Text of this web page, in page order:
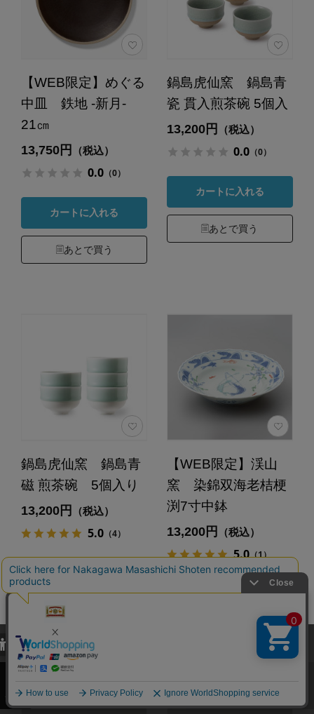
【WEB限定】めぐる
中皿 鉄地 -新月-
21㎝
13,750円 （税込）
0.0（0）
カートに入れる
あとで買う
鍋島虎仙窯 鍋島青
瓷 貫入煎茶碗 5個入
13,200円 （税込）
0.0（0）
カートに入れる
あとで買う
鍋島虎仙窯 鍋島青
磁 煎茶碗 5個入り
13,200円 （税込）
5.0（4）
カートに入れる
あとで買う
【WEB限定】渓山
窯 染錦双海老桔梗
渕7寸中鉢
13,200円 （税込）
5.0（1）
当サイトでは、当サイト内における閲覧履歴・属性情報などの取得およ
び利便性向上のためにクッキー（Cookie）を使用いたします。詳細に
関しては「プライバシーポリシー
承諾する